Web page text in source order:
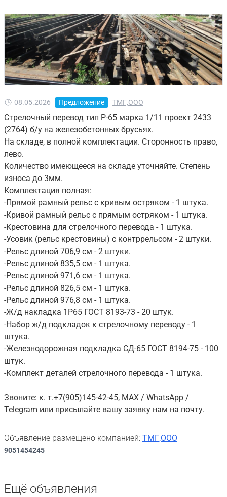
08.05.2026 Предложение ТМГ,ООО
Стрелочный перевод тип Р-65 марка 1/11 проект 2433
(2764) б/у на железобетонных брусьях.
На складе, в полной комплектации. Сторонность право,
лево.
Количество имеющееся на складе уточняйте. Степень
износа до 3мм.
Комплектация полная:
-Прямой рамный рельс с кривым остряком - 1 штука.
-Кривой рамный рельс с прямым остряком - 1 штука.
-Крестовина для стрелочного перевода - 1 штука.
-Усовик (рельс крестовины) с контррельсом - 2 штуки.
-Рельс длиной 706,9 см - 2 штуки.
-Рельс длиной 835,5 см - 1 штука.
-Рельс длиной 971,6 см - 1 штука.
-Рельс длиной 826,5 см - 1 штука.
-Рельс длиной 976,8 см - 1 штука.
-Ж/д накладка 1Р65 ГОСТ 8193-73 - 20 штук.
-Набор ж/д подкладок к стрелочному переводу - 1
штука.
-Железнодорожная подкладка СД-65 ГОСТ 8194-75 - 100
штук.
-Комплект деталей стрелочного перевода - 1 штука.
Звоните: к. т.+7(905)145-42-45, MAX / WhatsApp /
Telegram или присылайте вашу заявку нам на почту.
Объявление размещено компанией: ТМГ,ООО
9051454245
Ещё объявления